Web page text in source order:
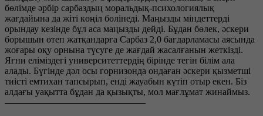
бөлімде әрбір сарбаздың моральдық-психологиялық
жағдайына да жіті көңіл бөлінеді. Маңызды міндеттерді
орындау кезінде бұл аса маңызды дейді. Бұдан бөлек, әскери
борышын өтеп жатқандарға Сарбаз 2,0 бағдарламасы аясында
жоғары оқу орнына түсуге де жағдай жасалғанын жеткізді.
Яғни еліміздегі университеттердің бірінде тегін білім ала
алады. Бүгінде дәл осы горнизонда ондаған әскери қызметші
тиісті емтихан тапсырып, енді жауабын күтіп отыр екен. Біз
алдағы уақытта бұдан да қызықты, мол мағлұмат жинаймыз.
———————————————